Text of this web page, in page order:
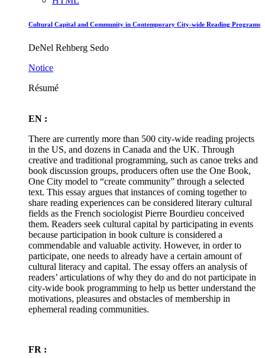
Cultural Capital and Community in Contemporary City-wide Reading Programs
DeNel Rehberg Sedo
Notice
Résumé
EN :
There are currently more than 500 city-wide reading projects
in the US, and dozens in Canada and the UK. Through
creative and traditional programming, such as canoe treks and
book discussion groups, producers often use the One Book,
One City model to “create community” through a selected
text. This essay argues that instances of coming together to
share reading experiences can be considered literary cultural
fields as the French sociologist Pierre Bourdieu conceived
them. Readers seek cultural capital by participating in events
because participation in book culture is considered a
commendable and valuable activity. However, in order to
participate, one needs to already have a certain amount of
cultural literacy and capital. The essay offers an analysis of
readers’ articulations of why they do and do not participate in
city-wide book programming to help us better understand the
motivations, pleasures and obstacles of membership in
ephemeral reading communities.
FR :